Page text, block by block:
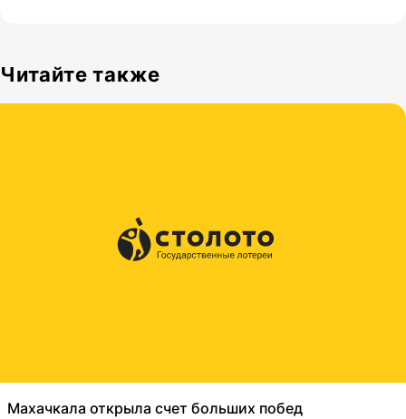
Читайте также
Махачкала открыла счет больших побед